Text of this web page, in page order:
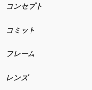
コンセプト
コミット
フレーム
レンズ